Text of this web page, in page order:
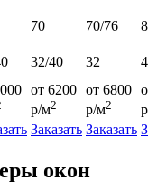
70 70/76
32/40 32
от 6200
р/м2
от 6800
р/м2
Заказать Заказать
окон